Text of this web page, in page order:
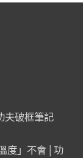
夫破框筆記
度」不會 | 功